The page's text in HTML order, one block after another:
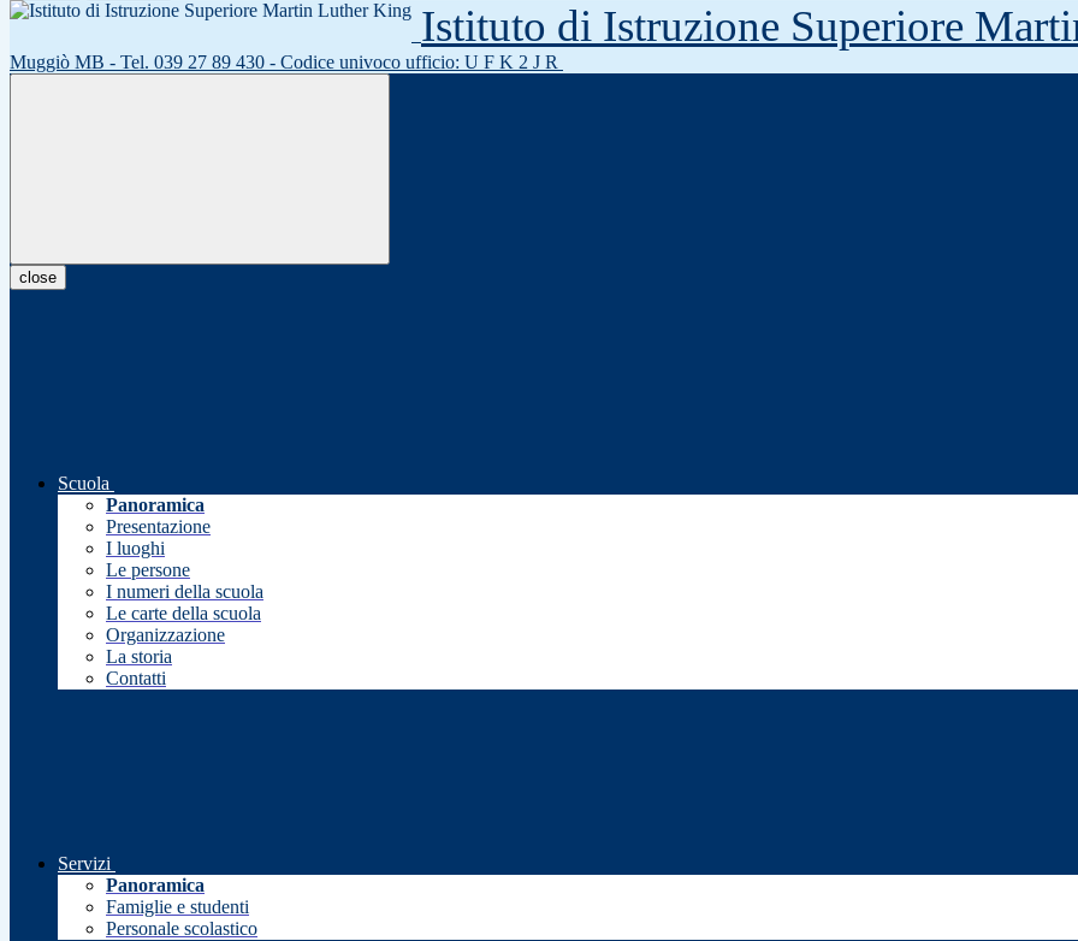
Istituto di Istruzione Superiore
Muggiò MB - Tel. 039 27 89 430 - Codice univoco ufficio: U F K 2 J R
close
Scuola
Panoramica
Presentazione
I luoghi
Le persone
I numeri della scuola
Le carte della scuola
Organizzazione
La storia
Contatti
Servizi
Panoramica
Famiglie e studenti
Personale scolastico